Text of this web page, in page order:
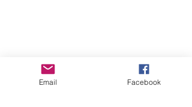
Email Facebook